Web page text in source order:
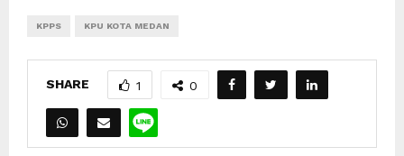
KPPS KPU KOTA MEDAN
SHARE 1 0